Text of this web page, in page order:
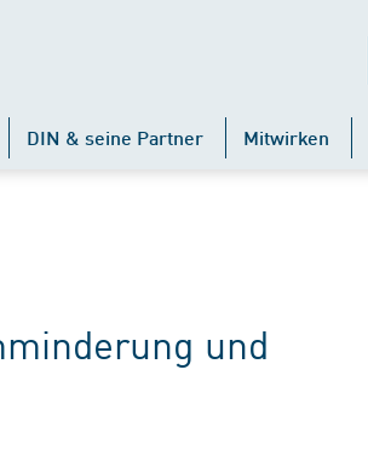
DIN & seine Partner Mitwirken
und